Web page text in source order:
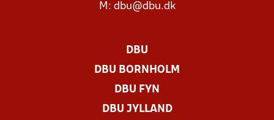
M: dbu@dbu.dk
DBU
DBU BORNHOLM
DBU FYN
DBU JYLLAND